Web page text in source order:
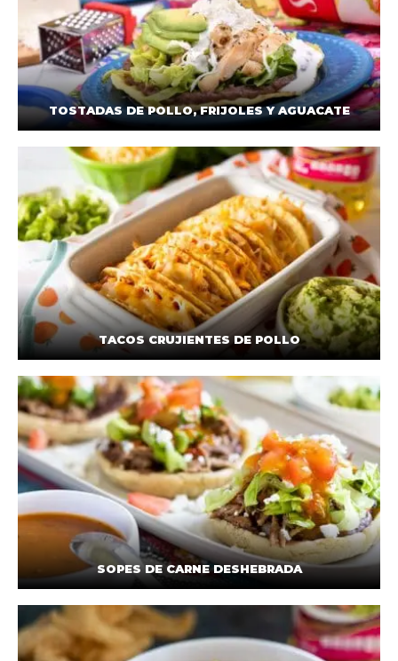
TOSTADAS DE POLLO, FRIJOLES Y AGUACATE
TACOS CRUJIENTES DE POLLO
SOPES DE CARNE DESHEBRADA